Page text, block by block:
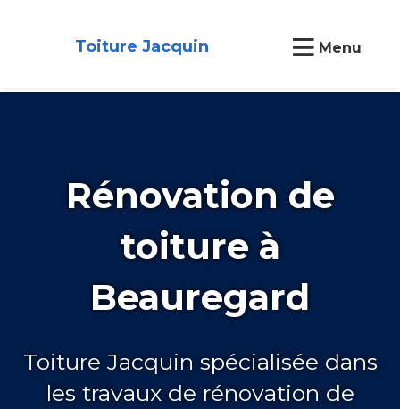
Toiture Jacquin Menu
Rénovation de
toiture à
Beauregard
Toiture Jacquin spécialisée dans
les travaux de rénovation de